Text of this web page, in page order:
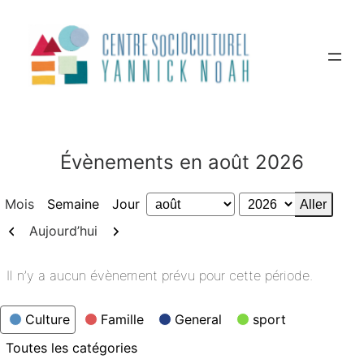
contenu
Évènements en août 2026
Mois Semaine Jour
Mois
Année
Précédent
Aujourd’hui Suivant
Il n’y a aucun évènement prévu pour cette période.
Catégories
Culture Famille General
sport
Toutes les catégories